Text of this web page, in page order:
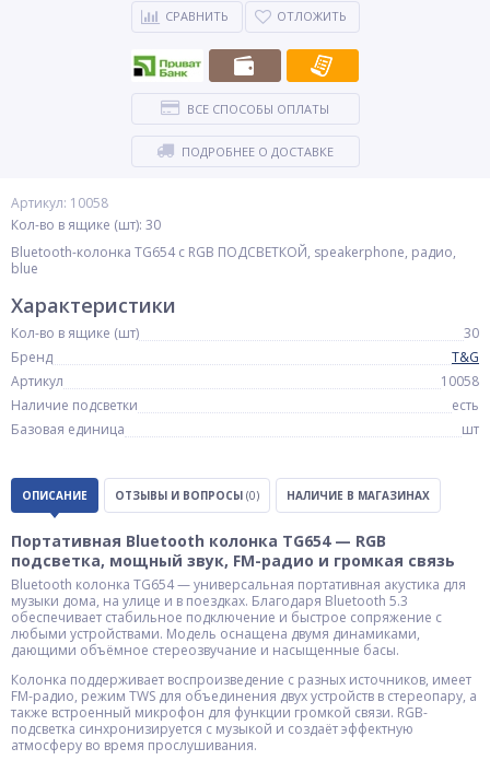
Артикул: 10058
Кол-во в ящике (шт): 30
Bluetooth-колонка TG654 с RGB ПОДСВЕТКОЙ, speakerphone, радио,
blue
СРАВНИТЬ ОТЛОЖИТЬ
ВСЕ СПОСОБЫ ОПЛАТЫ
ПОДРОБНЕЕ О ДОСТАВКЕ
Характеристики
Кол-во в ящике (шт)
30
Бренд
T&G
Артикул
10058
Наличие подсветки
есть
Базовая единица
шт
ОПИСАНИЕ ОТЗЫВЫ И ВОПРОСЫ (0) НАЛИЧИЕ В МАГАЗИНАХ
Портативная Bluetooth колонка TG654 — RGB
подсветка, мощный звук, FM-радио и громкая связь
Bluetooth колонка TG654 — универсальная портативная акустика для
музыки дома, на улице и в поездках. Благодаря Bluetooth 5.3
обеспечивает стабильное подключение и быстрое сопряжение с
любыми устройствами. Модель оснащена двумя динамиками,
дающими объёмное стереозвучание и насыщенные басы.
Колонка поддерживает воспроизведение с разных источников, имеет
FM-радио, режим TWS для объединения двух устройств в стереопару, а
также встроенный микрофон для функции громкой связи. RGB-
подсветка синхронизируется с музыкой и создаёт эффектную
атмосферу во время прослушивания.